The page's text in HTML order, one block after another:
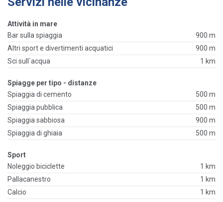
Attività in mare
Bar sulla spiaggia
900 m
Altri sport e divertimenti acquatici
900 m
Sci sull`acqua
1 km
Spiagge per tipo - distanze
Spiaggia di cemento
500 m
Spiaggia pubblica
500 m
Spiaggia sabbiosa
900 m
Spiaggia di ghiaia
500 m
Sport
Noleggio biciclette
1 km
Pallacanestro
1 km
Calcio
1 km